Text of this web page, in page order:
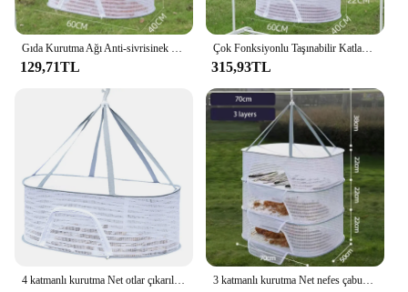
Gıda Kurutma Ağı Anti-sivrisinek Katlanır Kuru Raf Otlar için Asılı Sepet Kurutma Çantası Örgü Ot Kurutma Ağı Çiçekler Tomurcukları Bitkiler
129,71TL
Çok Fonksiyonlu Taşınabilir Katlanabilir Çok katmanlı Asılı Kurutma Ağı Kuru Mallar için Sebze Meyve Otlar Giyim Toksik Olmayan Polyester
315,93TL